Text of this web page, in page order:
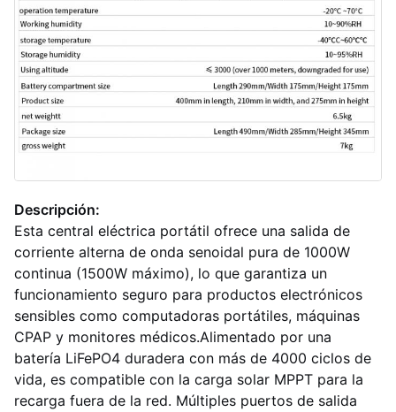
Descripción:
Esta central eléctrica portátil ofrece una salida de
corriente alterna de onda senoidal pura de 1000W
continua (1500W máximo), lo que garantiza un
funcionamiento seguro para productos electrónicos
sensibles como computadoras portátiles, máquinas
CPAP y monitores médicos.Alimentado por una
batería LiFePO4 duradera con más de 4000 ciclos de
vida, es compatible con la carga solar MPPT para la
recarga fuera de la red. Múltiples puertos de salida